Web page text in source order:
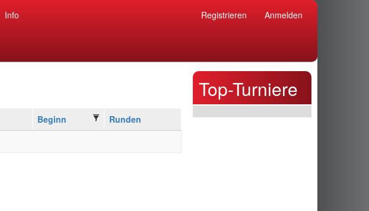
Info Registrieren Anmelden
Top-Turniere
Beginn
Runden